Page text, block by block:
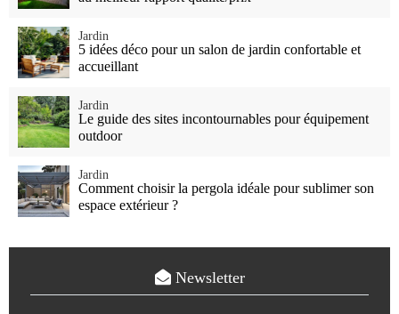
5 idées déco pour un salon de jardin confortable et
accueillant
Jardin
Le guide des sites incontournables pour équipement
outdoor
Jardin
Comment choisir la pergola idéale pour sublimer son
espace extérieur ?
Jardin
Newsletter